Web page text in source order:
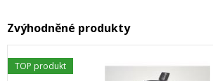
Zvýhodněné produkty
TOP produkt